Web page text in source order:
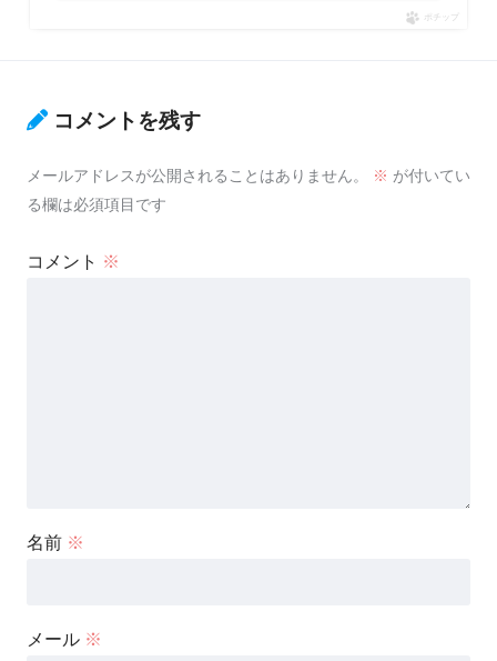
ポチップ
コメントを残す
メールアドレスが公開されることはありません。 ※ が付いてい
る欄は必須項目です
コメント ※
名前 ※
メール ※